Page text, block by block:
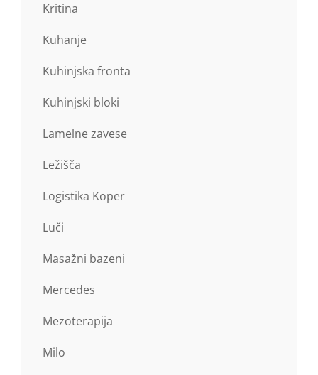
Kritina
Kuhanje
Kuhinjska fronta
Kuhinjski bloki
Lamelne zavese
Ležišča
Logistika Koper
Luči
Masažni bazeni
Mercedes
Mezoterapija
Milo